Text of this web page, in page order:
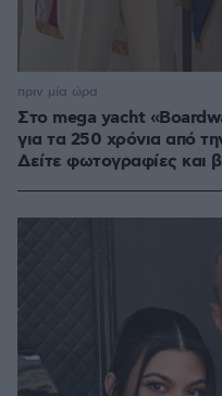
Στο mega yacht
για τα 250 χρόνια από
Δείτε φωτογραφίες και
πριν μία ώρα